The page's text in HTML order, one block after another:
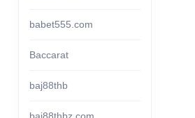
babet555.com
Baccarat
baj88thb